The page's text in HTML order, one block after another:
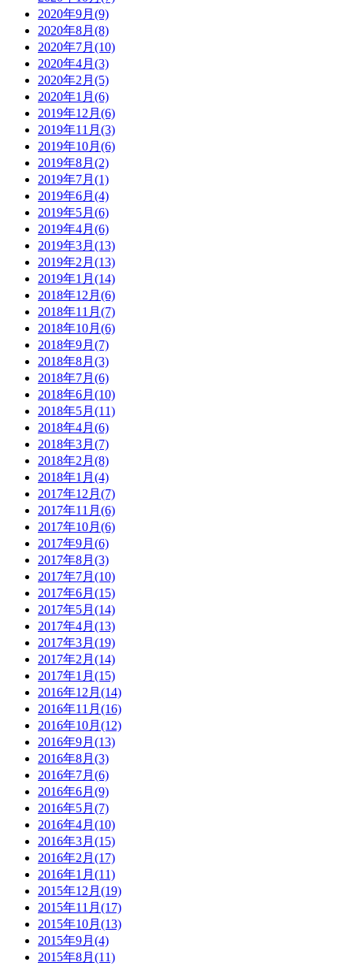
2020年9月(9)
2020年8月(8)
2020年7月(10)
2020年4月(3)
2020年2月(5)
2020年1月(6)
2019年12月(6)
2019年11月(3)
2019年10月(6)
2019年8月(2)
2019年7月(1)
2019年6月(4)
2019年5月(6)
2019年4月(6)
2019年3月(13)
2019年2月(13)
2019年1月(14)
2018年12月(6)
2018年11月(7)
2018年10月(6)
2018年9月(7)
2018年8月(3)
2018年7月(6)
2018年6月(10)
2018年5月(11)
2018年4月(6)
2018年3月(7)
2018年2月(8)
2018年1月(4)
2017年12月(7)
2017年11月(6)
2017年10月(6)
2017年9月(6)
2017年8月(3)
2017年7月(10)
2017年6月(15)
2017年5月(14)
2017年4月(13)
2017年3月(19)
2017年2月(14)
2017年1月(15)
2016年12月(14)
2016年11月(16)
2016年10月(12)
2016年9月(13)
2016年8月(3)
2016年7月(6)
2016年6月(9)
2016年5月(7)
2016年4月(10)
2016年3月(15)
2016年2月(17)
2016年1月(11)
2015年12月(19)
2015年11月(17)
2015年10月(13)
2015年9月(4)
2015年8月(11)